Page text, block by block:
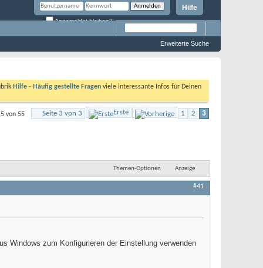
Hilfe
Angemeldet bleiben?
Erweiterte Suche
Hilfe - Häufig gestellte Fragen viele interessante Infos für Deinen
Seite 3 von 3 Erste 1 2 3
von 55
Themen-Optionen Anzeige
#41
Windows zum Konfigurieren der Einstellung verwenden